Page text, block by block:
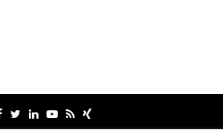
Facebook
TwitterLinkedinYoutube
RssXing